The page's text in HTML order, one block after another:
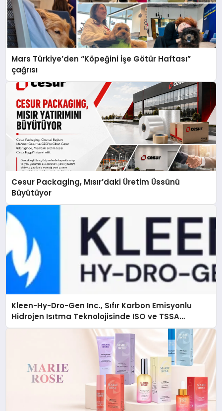
Mars Türkiye’den “Köpeğini İşe Götür Haftası”
çağrısı
Cesur Packaging, Mısır’daki Üretim Üssünü
Büyütüyor
Kleen-Hy-Dro-Gen Inc., Sıfır Karbon Emisyonlu
Hidrojen Isıtma Teknolojisinde ISO ve TSSA
Düzenleyici Onaylarını Aldı